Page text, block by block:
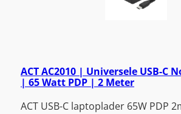
ACT AC2010 | Universele USB-C
| 65 Watt PDP | 2 Meter
ACT USB-C laptoplader 65W PDP